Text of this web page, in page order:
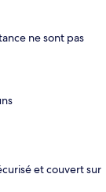
ne sont pas
et couvert sur